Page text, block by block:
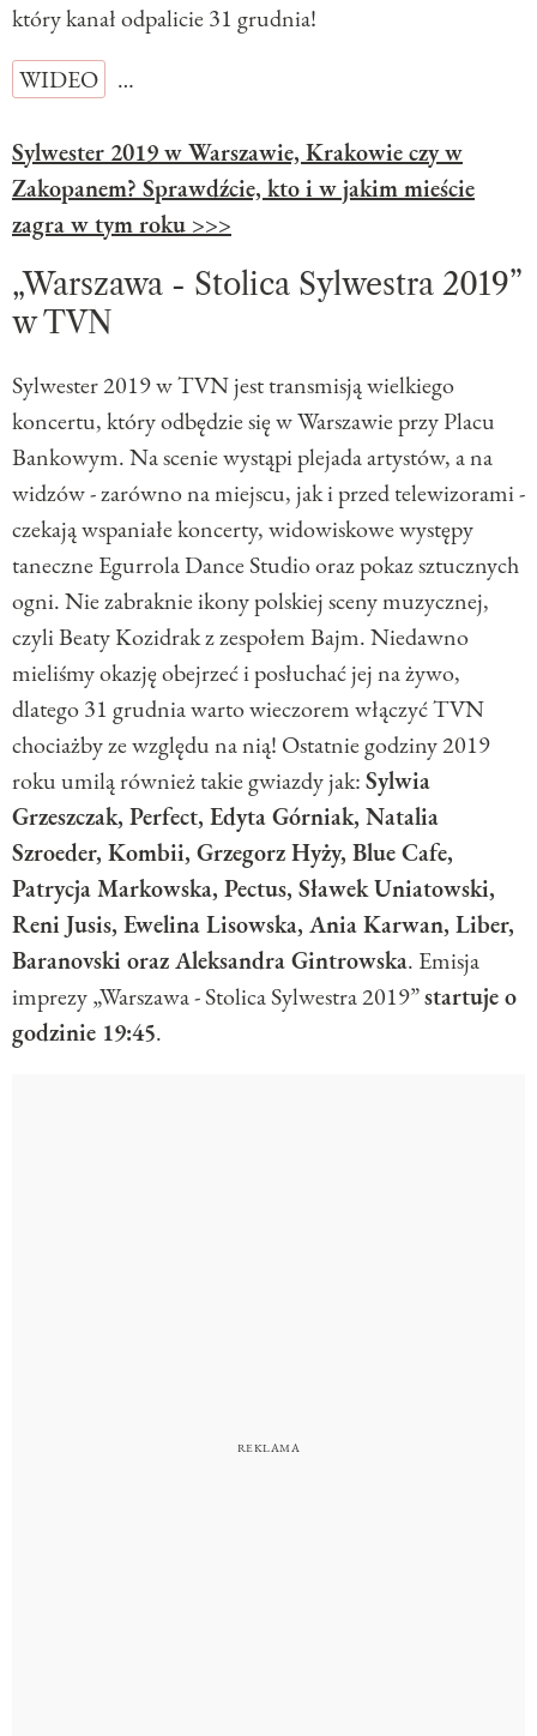
który kanał odpalicie 31 grudnia!
WIDEO
…
Sylwester 2019 w Warszawie, Krakowie czy w
Zakopanem? Sprawdźcie, kto i w jakim mieście
zagra w tym roku >>>
„Warszawa - Stolica Sylwestra 2019”
w TVN
Sylwester 2019 w TVN jest transmisją wielkiego
koncertu, który odbędzie się w Warszawie przy Placu
Bankowym. Na scenie wystąpi plejada artystów, a na
widzów - zarówno na miejscu, jak i przed telewizorami -
czekają wspaniałe koncerty, widowiskowe występy
taneczne Egurrola Dance Studio oraz pokaz sztucznych
ogni. Nie zabraknie ikony polskiej sceny muzycznej,
czyli Beaty Kozidrak z zespołem Bajm. Niedawno
mieliśmy okazję obejrzeć i posłuchać jej na żywo,
dlatego 31 grudnia warto wieczorem włączyć TVN
chociażby ze względu na nią! Ostatnie godziny 2019
roku umilą również takie gwiazdy jak:Sylwia
Grzeszczak, Perfect, Edyta Górniak, Natalia
Szroeder, Kombii, Grzegorz Hyży, Blue Cafe,
Patrycja Markowska, Pectus, Sławek Uniatowski,
Reni Jusis, Ewelina Lisowska, Ania Karwan, Liber,
Baranovski oraz Aleksandra Gintrowska. Emisja
imprezy „Warszawa - Stolica Sylwestra 2019”startuje o
godzinie 19:45.